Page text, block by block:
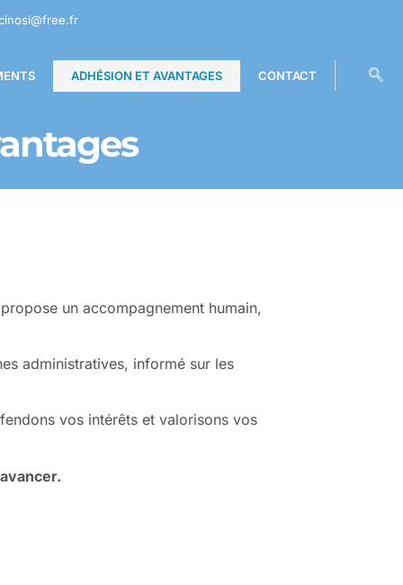
ADHÉSION ET AVANTAGES CONTACT
un accompagnement humain,
administratives, informé sur les
vos intérêts et valorisons vos